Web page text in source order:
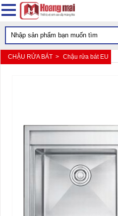
CHẬU RỬA BÁT > Chậu rửa bát EU